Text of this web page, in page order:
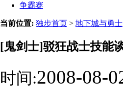
争霸赛
当前位置: 独步首页 > 地下城与勇士
[鬼剑士]驳狂战士技能
时间:2008-08-